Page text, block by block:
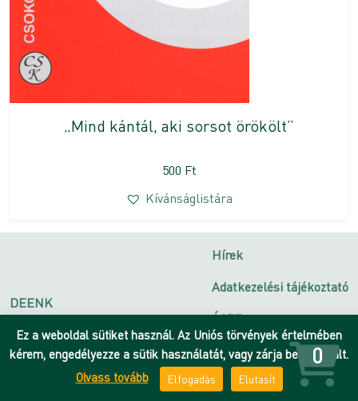
„Mind kántál, aki sorsot örökölt”
500 Ft
Kívánságlistára
DEENK
Debreceni Egyetem
Hírek
Adatkezelési tájékoztató
ÁSZF
Impresszum
Kapcsolat
Ez a weboldal sütiket használ. Az Uniós törvények értelmében
kérem, engedélyezze a sütik használatát, vagy zárja be az oldalt.
Olvass tovább
Elfogadás Elutasít
0